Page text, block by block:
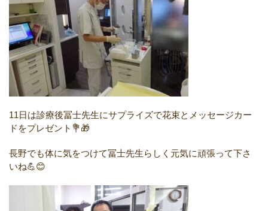
11日は診療後冨士先生にサプライズで花束とメッセージカー
ドをプレゼント💐🎁
長野でも体に気をつけて冨士先生らしく元気に頑張って下さ
いね💪😊︎